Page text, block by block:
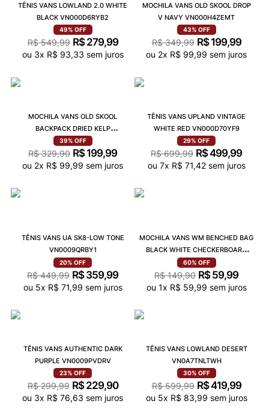
TÊNIS VANS LOWLAND 2.0 WHITE
BLACK VN000D6RYB2
49% OFF
R$ 549,99 R$ 279,99
ou 3x R$ 93,33 sem juros
MOCHILA VANS OLD SKOOL DROP
V NAVY VN000H4ZEMT
43% OFF
R$ 349,99 R$ 199,99
ou 2x R$ 99,99 sem juros
MOCHILA VANS OLD SKOOL
BACKPACK DRIED KELP
VN000H4WEMU
39% OFF
R$ 329,90 R$ 199,99
ou 2x R$ 99,99 sem juros
TÊNIS VANS UPLAND VINTAGE
WHITE RED VN000D70YF9
29% OFF
R$ 699,99 R$499,99
ou 7x R$ 71,42sem juros
TÊNIS VANS UA SK8-LOW TONE
VN0009QRBY1
20% OFF
R$ 449,99 R$ 359,99
ou 5x R$ 71,99 sem juros
MOCHILA VANS WM BENCHED BAG
BLACK WHITE CHECKERBOARD
VN000SUF56M
60% OFF
R$ 149,90 R$ 59,99
ou 1x R$ 59,99 sem juros
TÊNIS VANS AUTHENTIC DARK
PURPLE VN0009PVDRV
23% OFF
R$ 299,99 R$ 229,90
ou 3x R$ 76,63 sem juros
TÊNIS VANS LOWLAND DESERT
VN0A7TNLTWH
30% OFF
R$ 599,99 R$419,99
ou 5x R$ 83,99 sem juros